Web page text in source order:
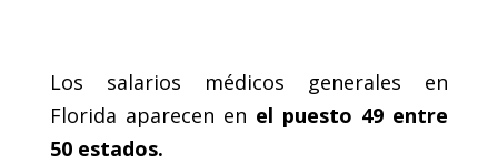
Los salarios médicos generales en
Florida aparecen en el puesto 49 entre
50 estados.